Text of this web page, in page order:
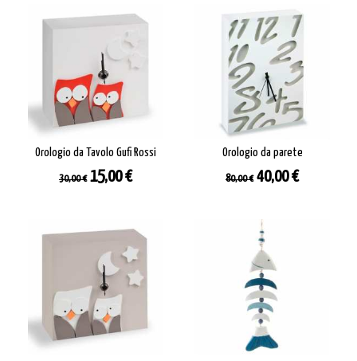
Orologio da Tavolo Gufi Rossi
Prezzo
30,00 € Prezzo
15,00 €
Orologio da parete
Prezzo
80,00 € Prezzo
40,00 €